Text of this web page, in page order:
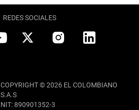
REDES SOCIALES
COPYRIGHT © 2026 EL COLOMBIANO
S.A.S
NIT: 890901352-3